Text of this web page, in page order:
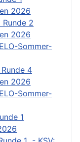
2026
2
2026
Sommer-
4
2026
Sommer-
1